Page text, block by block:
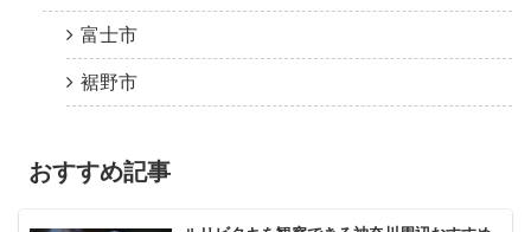
富士市
裾野市
おすすめ記事